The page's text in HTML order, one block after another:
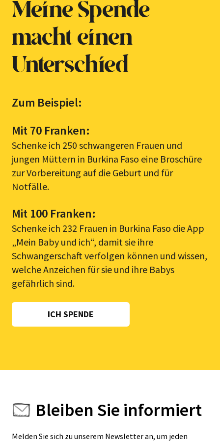
Meine Spende
macht einen
Unterschied
Zum Beispiel:
Mit 70 Franken:
Schenke ich 250 schwangeren Frauen und
jungen Müttern in Burkina Faso eine Broschüre
zur Vorbereitung auf die Geburt und für
Notfälle.
Mit 100 Franken:
Schenke ich 232 Frauen in Burkina Faso die App
„Mein Baby und ich“, damit sie ihre
Schwangerschaft verfolgen können und wissen,
welche Anzeichen für sie und ihre Babys
gefährlich sind.
ICH SPENDE
Bleiben Sie informiert
Melden Sie sich zu unserem Newsletter an, um jeden